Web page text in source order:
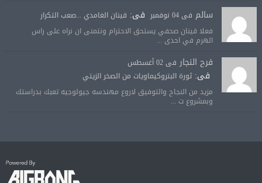
سالم فى 04 نوفمبر فى: قينان الغامدي ...صعب التكرار
فعلا قينان صحفي يستحق الاحترام ونتمنى ان نراه على راس
الهرم في احدى ...
فرح النجار فى 02 أغسطس
فى:ثورة البتروكيماويات من الصخر الزيتي
مزيد من النجاح والتوفيق لاروع مهندسه جيولوجيه تعبك بدراستك
وبمشروع ت ...